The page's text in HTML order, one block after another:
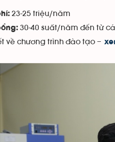
23-25 triệu/năm
30-40 suất/năm đến từ
về chương trình đào tạo –